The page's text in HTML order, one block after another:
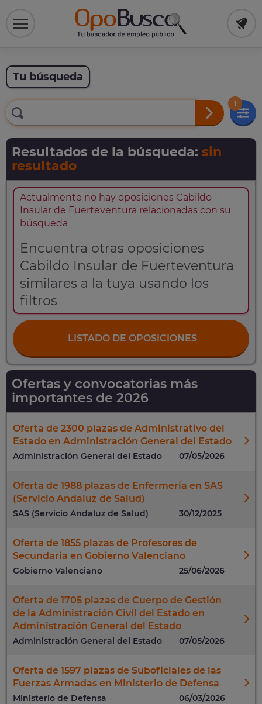
Tu búsqueda
1
Resultados de la búsqueda: sin
resultado
Actualmente no hay oposiciones Cabildo
Insular de Fuerteventura relacionadas con su
búsqueda
Encuentra otras oposiciones
Cabildo Insular de Fuerteventura
similares a la tuya usando los
filtros
LISTADO DE OPOSICIONES
Ofertas y convocatorias más
importantes de 2026
Oferta de 2300 plazas de Administrativo del
Estado en Administración General del Estado
Administración General del Estado 07/05/2026
Oferta de 1988 plazas de Enfermería en SAS
(Servicio Andaluz de Salud)
SAS (Servicio Andaluz de Salud) 30/12/2025
Oferta de 1855 plazas de Profesores de
Secundaria en Gobierno Valenciano
Gobierno Valenciano 25/06/2026
Oferta de 1705 plazas de Cuerpo de Gestión
de la Administración Civil del Estado en
Administración General del Estado
Administración General del Estado 07/05/2026
Oferta de 1597 plazas de Suboficiales de las
Fuerzas Armadas en Ministerio de Defensa
Ministerio de Defensa 06/03/2026